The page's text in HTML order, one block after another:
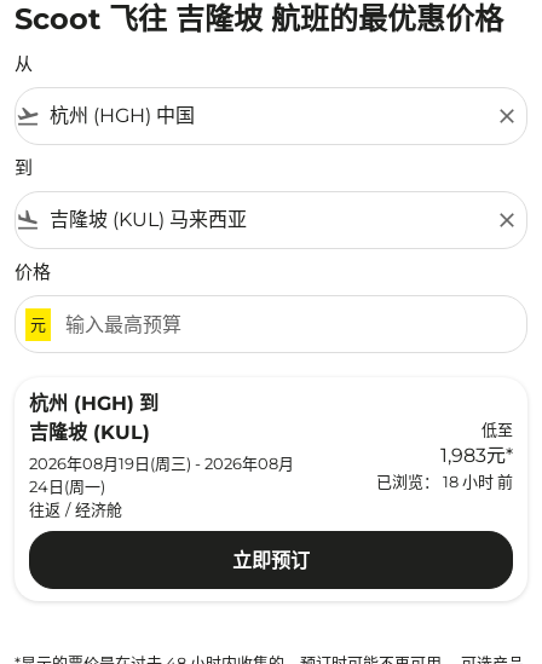
Scoot 飞往 吉隆坡 航班的最优惠价格
从
flight_takeoff close
到
flight_land close
价格
元
杭州 (HGH) 到
吉隆坡 (KUL)
2026年08月19日(周三) - 2026年08月
24日(周一)
往返 / 经济舱
低至
1,983元*
已浏览： 18 小时 前
立即预订